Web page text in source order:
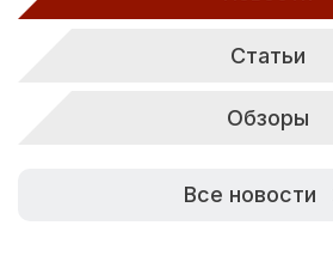
Статьи
Обзоры
Все новости